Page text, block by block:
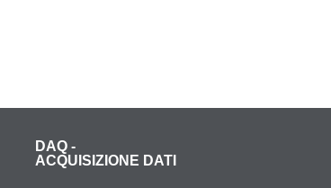
DAQ -
ACQUISIZIONE DATI